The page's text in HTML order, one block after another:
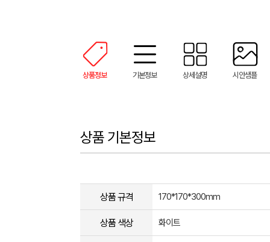
상품정보 기본정보 상세설명 시안샘플
상품 기본정보
상품 규격 170*170*300mm
상품 색상 화이트